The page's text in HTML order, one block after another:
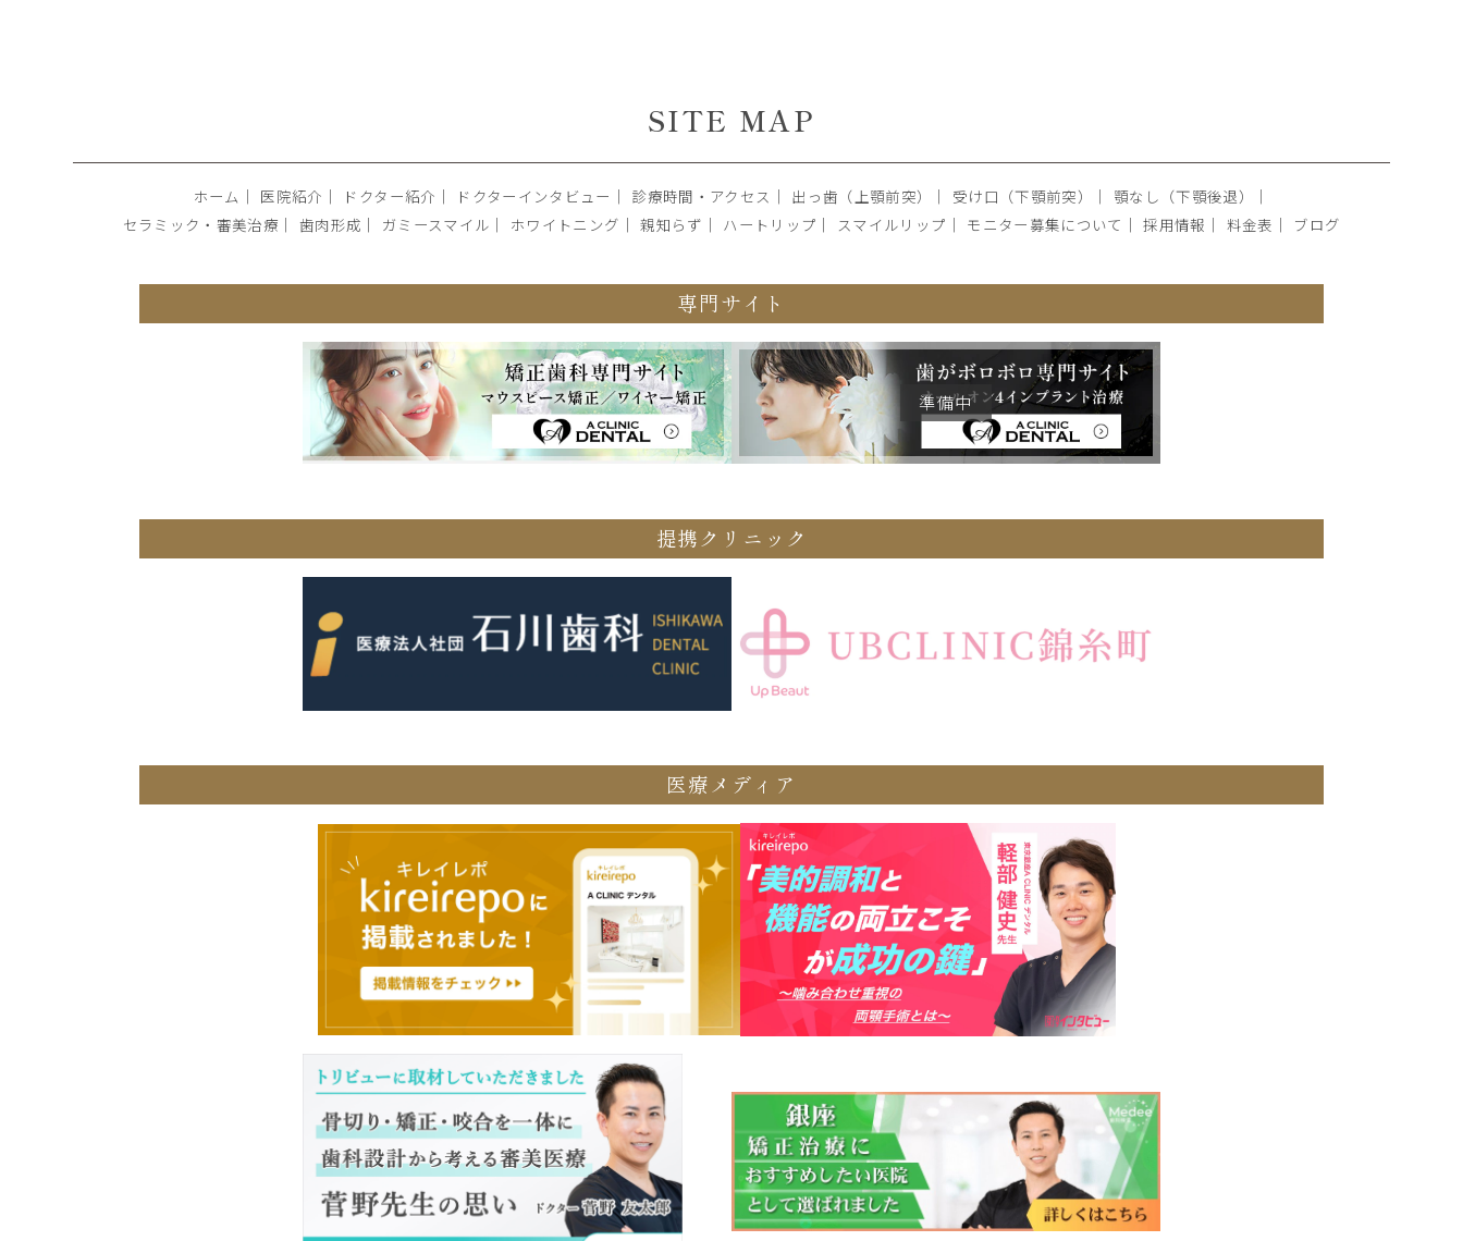
SITE MAP
ホーム ｜ 医院紹介 ｜ ドクター紹介 ｜ ドクターインタビュー ｜ 診療時間・アクセス ｜ 出っ歯（上顎前突） ｜ 受け口（下顎前突） ｜ 顎なし（下顎後退）
｜
セラミック・審美治療 ｜ 歯肉形成 ｜ ガミースマイル ｜ ホワイトニング ｜ 親知らず ｜ ハートリップ ｜ スマイルリップ ｜ モニター募集について ｜採用情報 ｜ 料金表 ｜ ブログ
専門サイト
提携クリニック
医療メディア